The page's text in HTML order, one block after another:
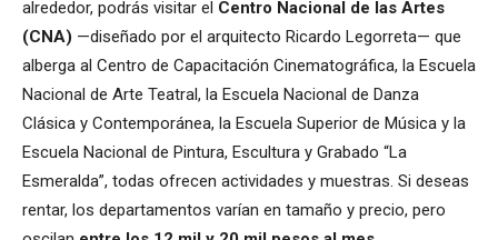
alrededor, podrás visitar el Centro Nacional de las Artes
(CNA) —diseñado por el arquitecto Ricardo Legorreta— que
alberga al Centro de Capacitación Cinematográfica, la Escuela
Nacional de Arte Teatral, la Escuela Nacional de Danza
Clásica y Contemporánea, la Escuela Superior de Música y la
Escuela Nacional de Pintura, Escultura y Grabado “La
Esmeralda”, todas ofrecen actividades y muestras. Si deseas
rentar, los departamentos varían en tamaño y precio, pero